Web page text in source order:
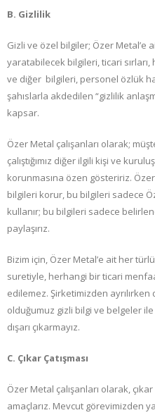
B. Gizlilik
Gizli ve özel bilgiler; Özer Metal’e
yaratabilecek bilgileri, ticari sırları,
ve diğer bilgileri, personel özlük
şahıslarla akdedilen “gizlilik
kapsar.
Özer Metal çalışanları olarak;
çalıştığımız diğer ilgili kişi ve
korunmasına özen gösteririz.
bilgileri korur, bu bilgileri sadece
kullanır; bu bilgileri sadece
paylaşırız.
Bizim için, Özer Metal’e ait her
suretiyle, herhangi bir ticari
edilemez. Şirketimizden
olduğumuz gizli bilgi ve belgeler
dışarı çıkarmayız.
C. Çıkar Çatışması
Özer Metal çalışanları olarak,
amaçlarız. Mevcut görevimizden